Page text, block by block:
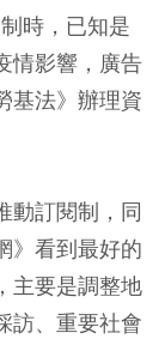
時，已知是
情影響，廣告
基法》辦理資
動訂閱制，同
》看到最好的
主要是調整地
訪、重要社會